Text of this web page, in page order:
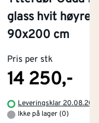
glass hvit høyre
90x200 cm
Pris per stk
14 250,-
Leveringsklar
Ikke på lager (0)